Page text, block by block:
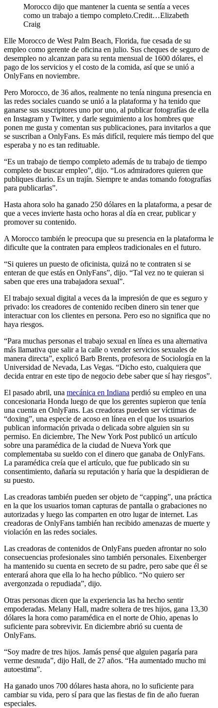
Morocco dijo que mantener la cuenta se sentía a veces
como un trabajo a tiempo completo.Credit…Elizabeth
Craig
Elle Morocco de West Palm Beach, Florida, fue cesada de su
empleo como gerente de oficina en julio. Sus cheques de seguro de
desempleo no alcanzan para su renta mensual de 1600 dólares, el
pago de los servicios y el costo de la comida, así que se unió a
OnlyFans en noviembre.
Pero Morocco, de 36 años, realmente no tenía ninguna presencia en
las redes sociales cuando se unió a la plataforma y ha tenido que
ganarse sus suscriptores uno por uno, al publicar fotografías de ella
en Instagram y Twitter, y darle seguimiento a los hombres que
ponen me gusta y comentan sus publicaciones, para invitarlos a que
se suscriban a OnlyFans. Es más difícil, requiere más tiempo del que
esperaba y no es tan redituable.
“Es un trabajo de tiempo completo además de tu trabajo de tiempo
completo de buscar empleo”, dijo. “Los admiradores quieren que
publiques diario. Es un trajín. Siempre te andas tomando fotografías
para publicarlas”.
Hasta ahora solo ha ganado 250 dólares en la plataforma, a pesar de
que a veces invierte hasta ocho horas al día en crear, publicar y
promover su contenido.
A Morocco también le preocupa que su presencia en la plataforma le
dificulte que la contraten para empleos tradicionales en el futuro.
“Si quieres un puesto de oficinista, quizá no te contraten si se
enteran de que estás en OnlyFans”, dijo. “Tal vez no te quieran si
saben que eres una trabajadora sexual”.
El trabajo sexual digital a veces da la impresión de que es seguro y
privado: los creadores de contenido reciben dinero sin tener que
interactuar con los clientes en persona. Pero eso no significa que no
haya riesgos.
“Para muchas personas el trabajo sexual en línea es una alternativa
más llamativa que salir a la calle o vender servicios sexuales de
manera directa”, explicó Barb Brents, profesora de Sociología en la
Universidad de Nevada, Las Vegas. “Dicho esto, cualquiera que
decida entrar en este tipo de negocio debe saber que sí hay riesgos”.
El pasado abril, una mecánica en Indiana perdió su empleo en una
concesionaria Honda luego de que los gerentes supieron que tenía
una cuenta en OnlyFans. Las creadoras pueden ser víctimas de
“doxing”, una especie de acoso en línea en el que los usuarios
publican información privada o delicada sobre alguien sin su
permiso. En diciembre, The New York Post publicó un artículo
sobre una paramédica de la ciudad de Nueva York que
complementaba su sueldo con el dinero que ganaba de OnlyFans.
La paramédica creía que el artículo, que fue publicado sin su
consentimiento, dañaría su reputación y haría que la despidieran de
su puesto.
Las creadoras también pueden ser objeto de “capping”, una práctica
en la que los usuarios toman capturas de pantalla o grabaciones no
autorizadas y luego las comparten en otro lugar de internet. Las
creadoras de OnlyFans también han recibido amenazas de muerte y
violación en las redes sociales.
Las creadoras de contenidos de OnlyFans pueden afrontar no solo
consecuencias profesionales sino también personales. Eixenberger
ha mantenido su cuenta en secreto de su padre, pero sabe que él se
enterará ahora que ella lo ha hecho público. “No quiero ser
avergonzada o repudiada”, dijo.
Otras personas dicen que la experiencia las ha hecho sentir
empoderadas. Melany Hall, madre soltera de tres hijos, gana 13,30
dólares la hora como paramédica en el norte de Ohio, apenas lo
suficiente para sobrevivir. En diciembre abrió su cuenta de
OnlyFans.
“Soy madre de tres hijos. Jamás pensé que alguien pagaría para
verme desnuda”, dijo Hall, de 27 años. “Ha aumentado mucho mi
autoestima”.
Ha ganado unos 700 dólares hasta ahora, no lo suficiente para
cambiar su vida, pero sí para que las fiestas de fin de año fueran
especiales.